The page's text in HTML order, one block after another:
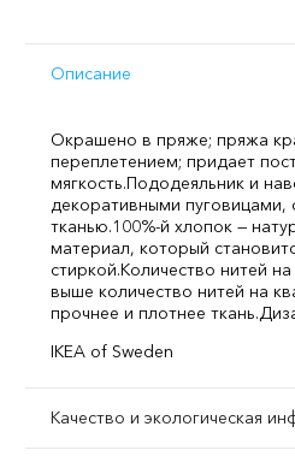
Описание
Окрашено в пряже; пряжа
переплетением; придает
мягкость.Пододеяльник и
декоративными пуговицами,
тканью.100%-й хлопок —
материал, который
стиркой.Количество нитей
выше количество нитей на
прочнее и плотнее ткань.
IKEA of Sweden
Качество и экологическая